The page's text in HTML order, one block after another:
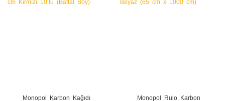
Monopol Karbon Kağıdı
Monopol Rulo Karbon